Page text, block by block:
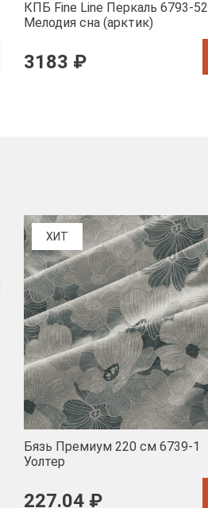
КПБ Fine Line Перкаль 6793-52
Мелодия сна (арктик)
3183 ₽
ХИТ
Бязь Премиум 220 см 6739-1
Уолтер
227.04 ₽